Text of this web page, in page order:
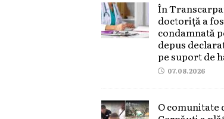
În
doctoriță a
condamnată
depus
pe suport de
07.08.2026
O comunitate